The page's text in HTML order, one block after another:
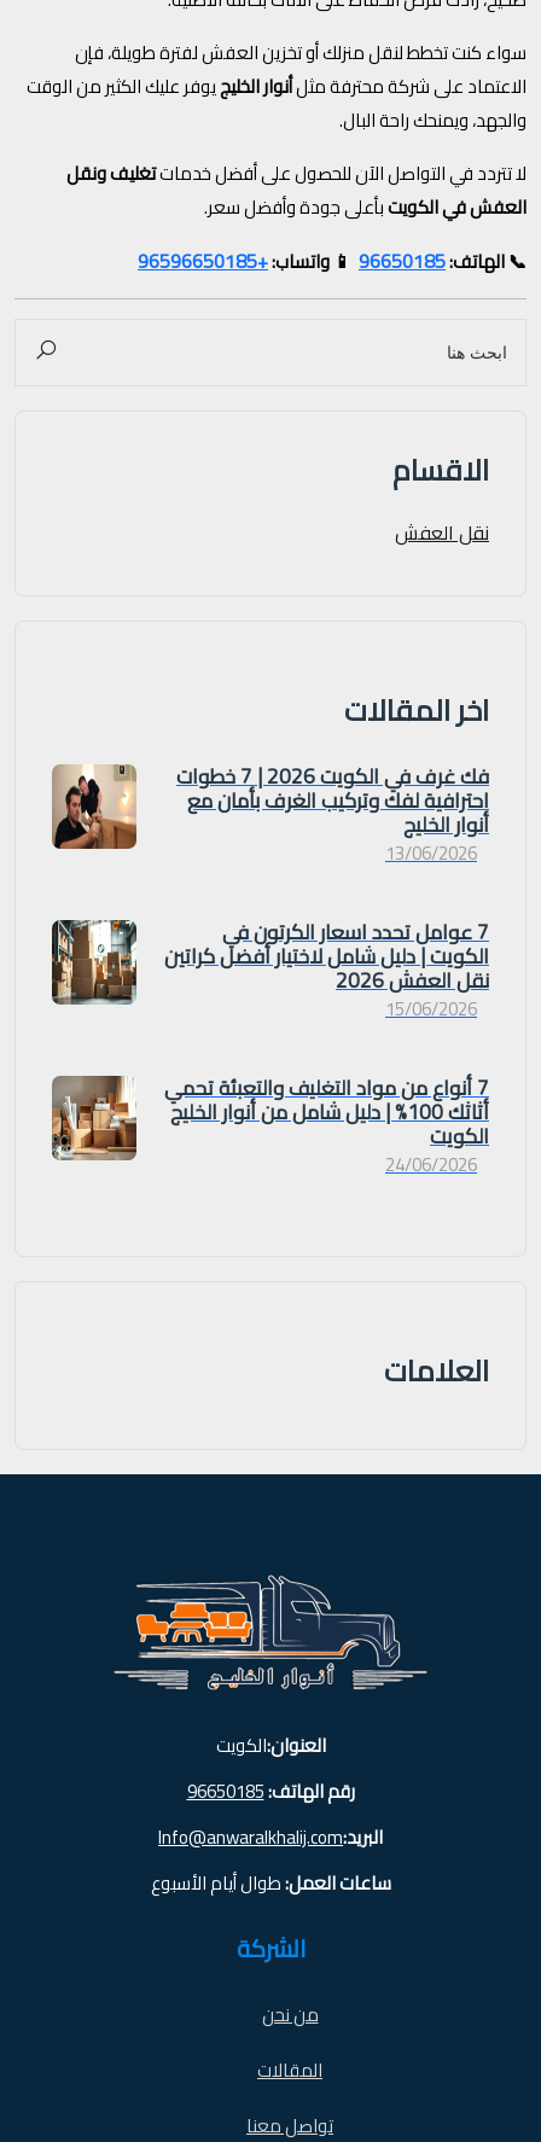
سواء كنت تخطط لنقل منزلك أو تخزين العفش لفترة طويلة، فإن
الاعتماد على شركة محترفة مثلأنوار الخليجيوفر عليك الكثير من الوقت
والجهد، ويمنحك راحة البال.
لا تتردد في التواصل الآن للحصول على أفضل خدماتتغليف ونقل
العفش في الكويتبأعلى جودة وأفضل سعر.
📞 الهاتف:96650185 📱 واتساب:+96596650185
الاقسام
نقل العفش
اخر المقالات
فك غرف في الكويت 2026 | 7 خطوات
احترافية لفك وتركيب الغرف بأمان مع
أنوار الخليج
13/06/2026
7 عوامل تحدد اسعار الكرتون في
الكويت | دليل شامل لاختيار أفضل كراتين
نقل العفش 2026
15/06/2026
7 أنواع من مواد التغليف والتعبئة تحمي
أثاثك 100% | دليل شامل من أنوار الخليج
الكويت
24/06/2026
العلامات
العنوان:الكويت
رقم الهاتف:96650185
البريد:Info@anwaralkhalij.com
ساعات العمل:طوال أيام الأسبوع
الشركة
من نحن
المقالات
تواصل معنا